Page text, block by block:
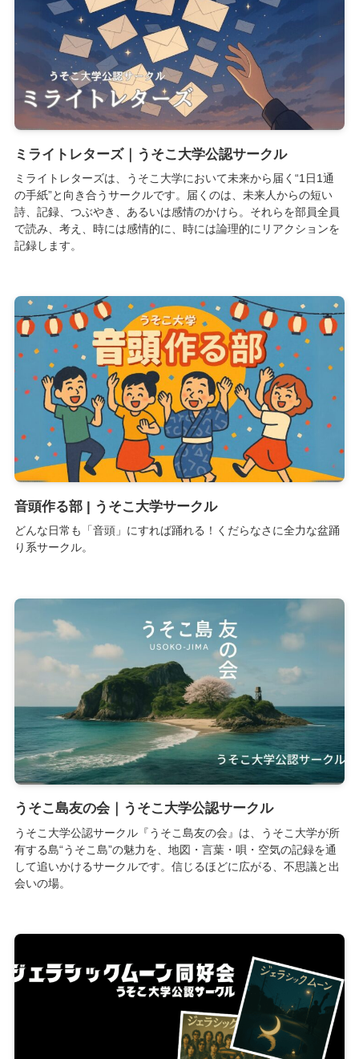
ミライトレターズ｜うそこ大学公認サークル
ミライトレターズは、うそこ大学において未来から届く“1日1通
の手紙”と向き合うサークルです。届くのは、未来人からの短い
詩、記録、つぶやき、あるいは感情のかけら。それらを部員全員
で読み、考え、時には感情的に、時には論理的にリアクションを
記録します。
音頭作る部 | うそこ大学サークル
どんな日常も「音頭」にすれば踊れる！くだらなさに全力な盆踊
り系サークル。
うそこ島友の会｜うそこ大学公認サークル
うそこ大学公認サークル『うそこ島友の会』は、うそこ大学が所
有する島“うそこ島”の魅力を、地図・言葉・唄・空気の記録を通
して追いかけるサークルです。信じるほどに広がる、不思議と出
会いの場。